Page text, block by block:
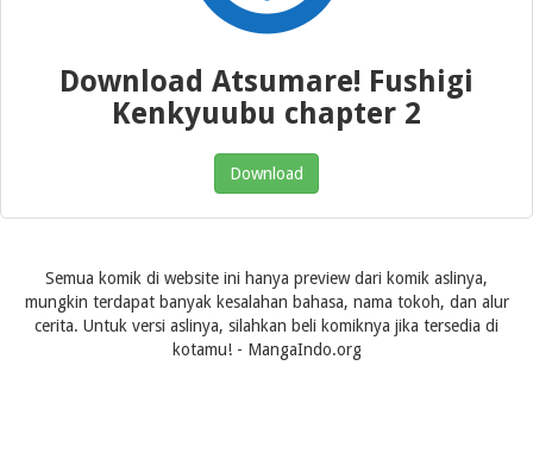
Download Atsumare! Fushigi
Kenkyuubu chapter 2
Download
Semua komik di website ini hanya preview dari komik aslinya,
mungkin terdapat banyak kesalahan bahasa, nama tokoh, dan alur
cerita. Untuk versi aslinya, silahkan beli komiknya jika tersedia di
kotamu! - MangaIndo.org